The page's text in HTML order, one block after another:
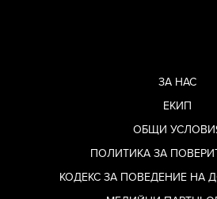
ЗА НАС
ЕКИП
ОБЩИ
ПОЛИТИКА ЗА
КОДЕКС ЗА ПОВЕДЕНИЕ НА